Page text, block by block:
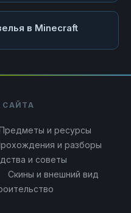
в Minecraft
САЙТА
и ресурсы
и разборы
и советы
Скины и внешний вид